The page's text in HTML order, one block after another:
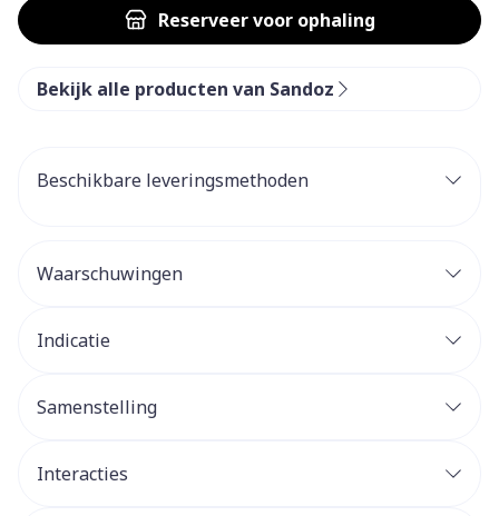
Reserveervoor ophaling
Bekijk alle producten van Sandoz
Beschikbare leveringsmethoden
Waarschuwingen
Indicatie
Samenstelling
Interacties